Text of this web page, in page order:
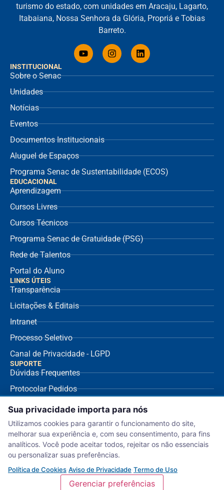
INSTITUCIONAL
Sobre o Senac
Unidades
Notícias
Eventos
Documentos Institucionais
Aluguel de Espaços
Programa Senac de Sustentabilidade (ECOS)
EDUCACIONAL
Aprendizagem
Cursos Livres
Cursos Técnicos
Programa Senac de Gratuidade (PSG)
Rede de Talentos
Portal do Aluno
turismo do estado, com unidades em Aracaju, Lagarto,
Itabaiana, Nossa Senhora da Glória, Propriá e Tobias
Barreto.
LINKS ÚTEIS
Transparência
Licitações & Editais
Intranet
Processo Seletivo
Canal de Privacidade - LGPD
SUPORTE
Dúvidas Frequentes
Protocolar Pedidos
Envio de NF Fornecedor
Ouvidoria
Aviso de Privacidade
Termo de Uso
Política de Cookies
Sua privacidade importa para nós
Utilizamos cookies para garantir o funcionamento do site,
melhorar sua experiência e, com seu consentimento, para fins
analíticos. Você pode aceitar todos, rejeitar os não essenciais
ou personalizar suas preferências.
Política de Cookies·Aviso de Privacidade·Termo de Uso
Gerenciar preferências